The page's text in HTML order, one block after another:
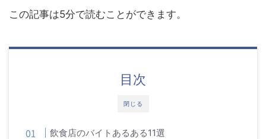
この記事は5分で読むことができます。
閉じる
目次
飲食店のバイトあるある11選